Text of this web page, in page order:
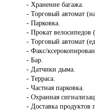
- Хранение багажа.
- Торговый автомат
- Парковка.
- Прокат велосипедов
- Торговый автомат
- Факс/
- Бар.
- Датчики дыма.
- Терраса.
- Частная парковка.
- Охранная
- Доставка продуктов